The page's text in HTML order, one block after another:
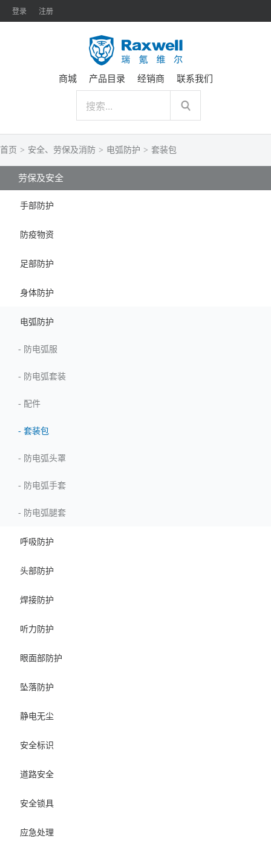
登录 注册
商城 产品目录 经销商 联系我们
首页 > 安全、劳保及消防 > 电弧防护 > 套装包
劳保及安全
手部防护
防疫物资
足部防护
身体防护
电弧防护
- 防电弧服
- 防电弧套装
- 配件
- 套装包
- 防电弧头罩
- 防电弧手套
- 防电弧腿套
呼吸防护
头部防护
焊接防护
听力防护
眼面部防护
坠落防护
静电无尘
安全标识
道路安全
安全锁具
应急处理